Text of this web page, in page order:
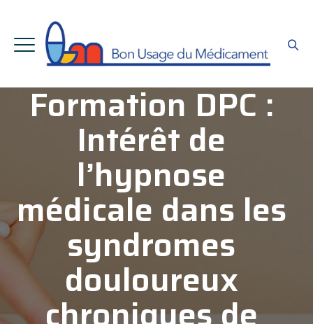
Formation DPC :
Intérêt de
l’hypnose
médicale dans les
syndromes
douloureux